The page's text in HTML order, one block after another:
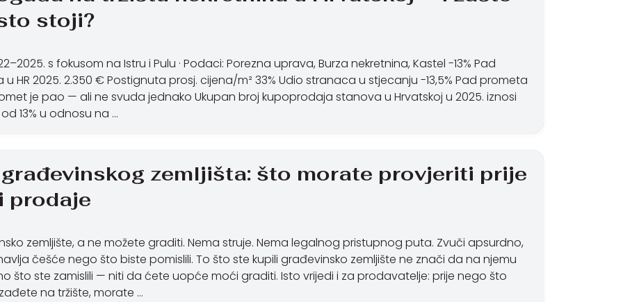
stoji?
s fokusom na Istru i Pulu · Podaci: Porezna uprava, Burza nekretnina, Kastel -13% Pad
HR 2025. 2.350 € Postignuta prosj. cijena/m² 33% Udio stranaca u stjecanju -13,5% Pad prometa
je pao — ali ne svuda jednako Ukupan broj kupoprodaja stanova u Hrvatskoj u 2025. iznosi
13% u odnosu na …
zemljišta: što morate provjeriti prije
prodaje
zemljište, a ne možete graditi. Nema struje. Nema legalnog pristupnog puta. Zvuči apsurdno,
češće nego što biste pomislili. To što ste kupili građevinsko zemljište ne znači da na njemu
što ste zamislili — niti da ćete uopće moći graditi. Isto vrijedi i za prodavatelje: prije nego što
na tržište, morate …